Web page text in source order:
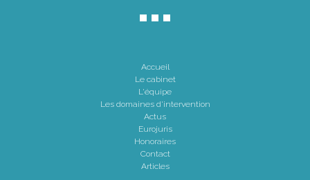
Accueil
Le cabinet
L'équipe
Les domaines d'intervention
Actus
Eurojuris
Honoraires
Contact
Articles